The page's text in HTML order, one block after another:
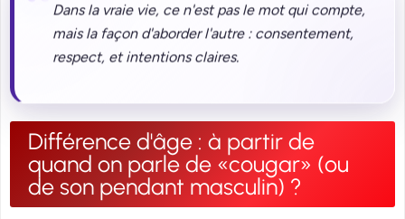
Dans la vraie vie, ce n'est pas le mot qui compte,
mais la façon d'aborder l'autre : consentement,
respect, et intentions claires.
Différence d'âge : à partir de
quand on parle de «cougar» (ou
de son pendant masculin) ?